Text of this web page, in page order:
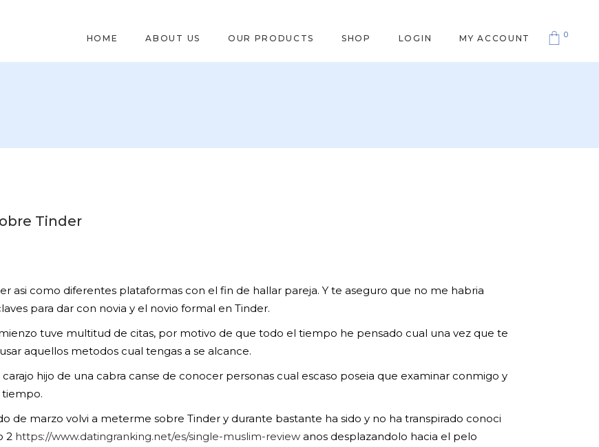
HOME ABOUT US OUR PRODUCTS SHOP LOGIN MY ACCOUNT 0
Tinder
asi­ como diferentes plataformas con el fin de hallar pareja. Y te aseguro que no me habria
para dar con novia y el novio formal en Tinder.
tuve multitud de citas, por motivo de que todo el tiempo he pensado cual una vez que te
aquellos metodos cual tengas a se alcance.
hijo de una cabra canse de conocer personas cual escaso poseia que examinar conmigo y
tiempo.
de marzo volvi a meterme sobre Tinder y durante bastante ha sido y no ha transpirado conoci
2 https://www.datingranking.net/es/single-muslim-review anos desplazandolo hacia el pelo